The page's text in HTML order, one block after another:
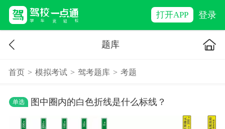
打开APP 登录
题库
首页 > 模拟考试 > 驾考题库 > 考题
单选 图中圈内的白色折线是什么标线？